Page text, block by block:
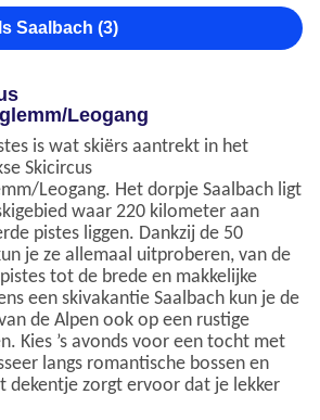
Saalbach (3)
Leogang
is wat skiërs aantrekt in het
Skicircus
Leogang. Het dorpje Saalbach ligt
waar 220 kilometer aan
pistes liggen. Dankzij de 50
je ze allemaal uitproberen, van de
tot de brede en makkelijke
een skivakantie Saalbach kun je de
de Alpen ook op een rustige
Kies ’s avonds voor een tocht met
langs romantische bossen en
dekentje zorgt ervoor dat je lekker